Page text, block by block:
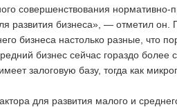
совершенствования
развития бизнеса», — отметил
бизнеса настолько разные, что
бизнес сейчас гораздо более
залоговую базу, тогда как
для развития малого и